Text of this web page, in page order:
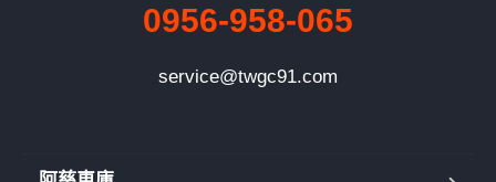
0956-958-065
service@twgc91.com